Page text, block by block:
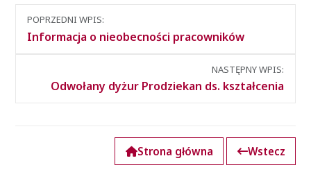
Nawigacja
między
POPRZEDNI WPIS:
Informacja o nieobecności pracowników
NASTĘPNY WPIS:
Odwołany dyżur Prodziekan ds. kształcenia
Strona główna Wstecz